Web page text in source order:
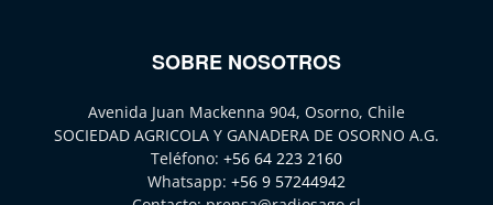
SOBRE NOSOTROS
Avenida Juan Mackenna 904, Osorno, Chile
SOCIEDAD AGRICOLA Y GANADERA DE OSORNO A.G.
Teléfono: +56 64 223 2160
Whatsapp: +56 9 57244942